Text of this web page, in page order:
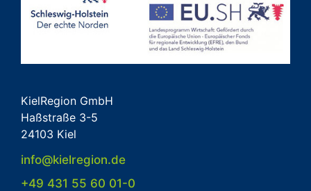
KielRegion GmbH
Haßstraße 3-5
24103 Kiel
info@kielregion.de
+49 431 55 60 01-0